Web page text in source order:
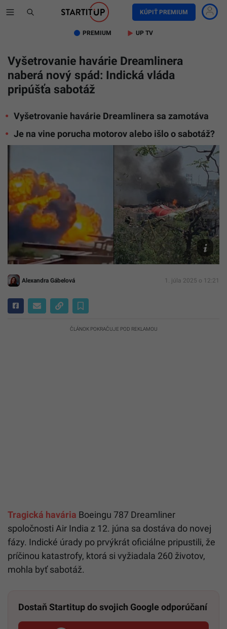
KÚPIŤ PREMIUM
PREMIUM UP TV
Vyšetrovanie havárie Dreamlinera
naberá nový spád: Indická vláda
pripúšťa sabotáž
Vyšetrovanie havárie Dreamlinera sa zamotáva
Je na vine porucha motorov alebo išlo o sabotáž?
Archív
SIU-
X/
Network
Alexandra Gábelová 1. júla 2025 o 12:21
ČLÁNOK POKRAČUJE POD REKLAMOU
Tragická havária Boeingu 787 Dreamliner
spoločnosti Air India z 12. júna sa dostáva do novej
fázy. Indické úrady po prvýkrát oficiálne pripustili, že
príčinou katastrofy, ktorá si vyžiadala 260 životov,
mohla byť sabotáž.
Dostaň Startitup do svojich Google odporúčaní